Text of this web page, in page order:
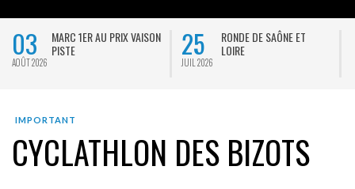
03
AOÛT 2026
MARC 1ER AU PRIX VAISON
PISTE
25
JUIL 2026
RONDE DE SAÔNE ET
LOIRE
IMPORTANT
CYCLATHLON DES BIZOTS